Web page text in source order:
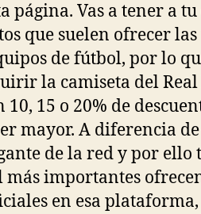
página. Vas a tener a
que suelen ofrecer
de fútbol, por lo
la camiseta del
15 o 20% de
mayor. A diferencia
de la red y por ello
importantes
en esa